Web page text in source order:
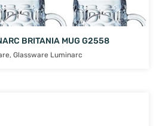
BRITANIA MUG G2558
, Glassware Luminarc